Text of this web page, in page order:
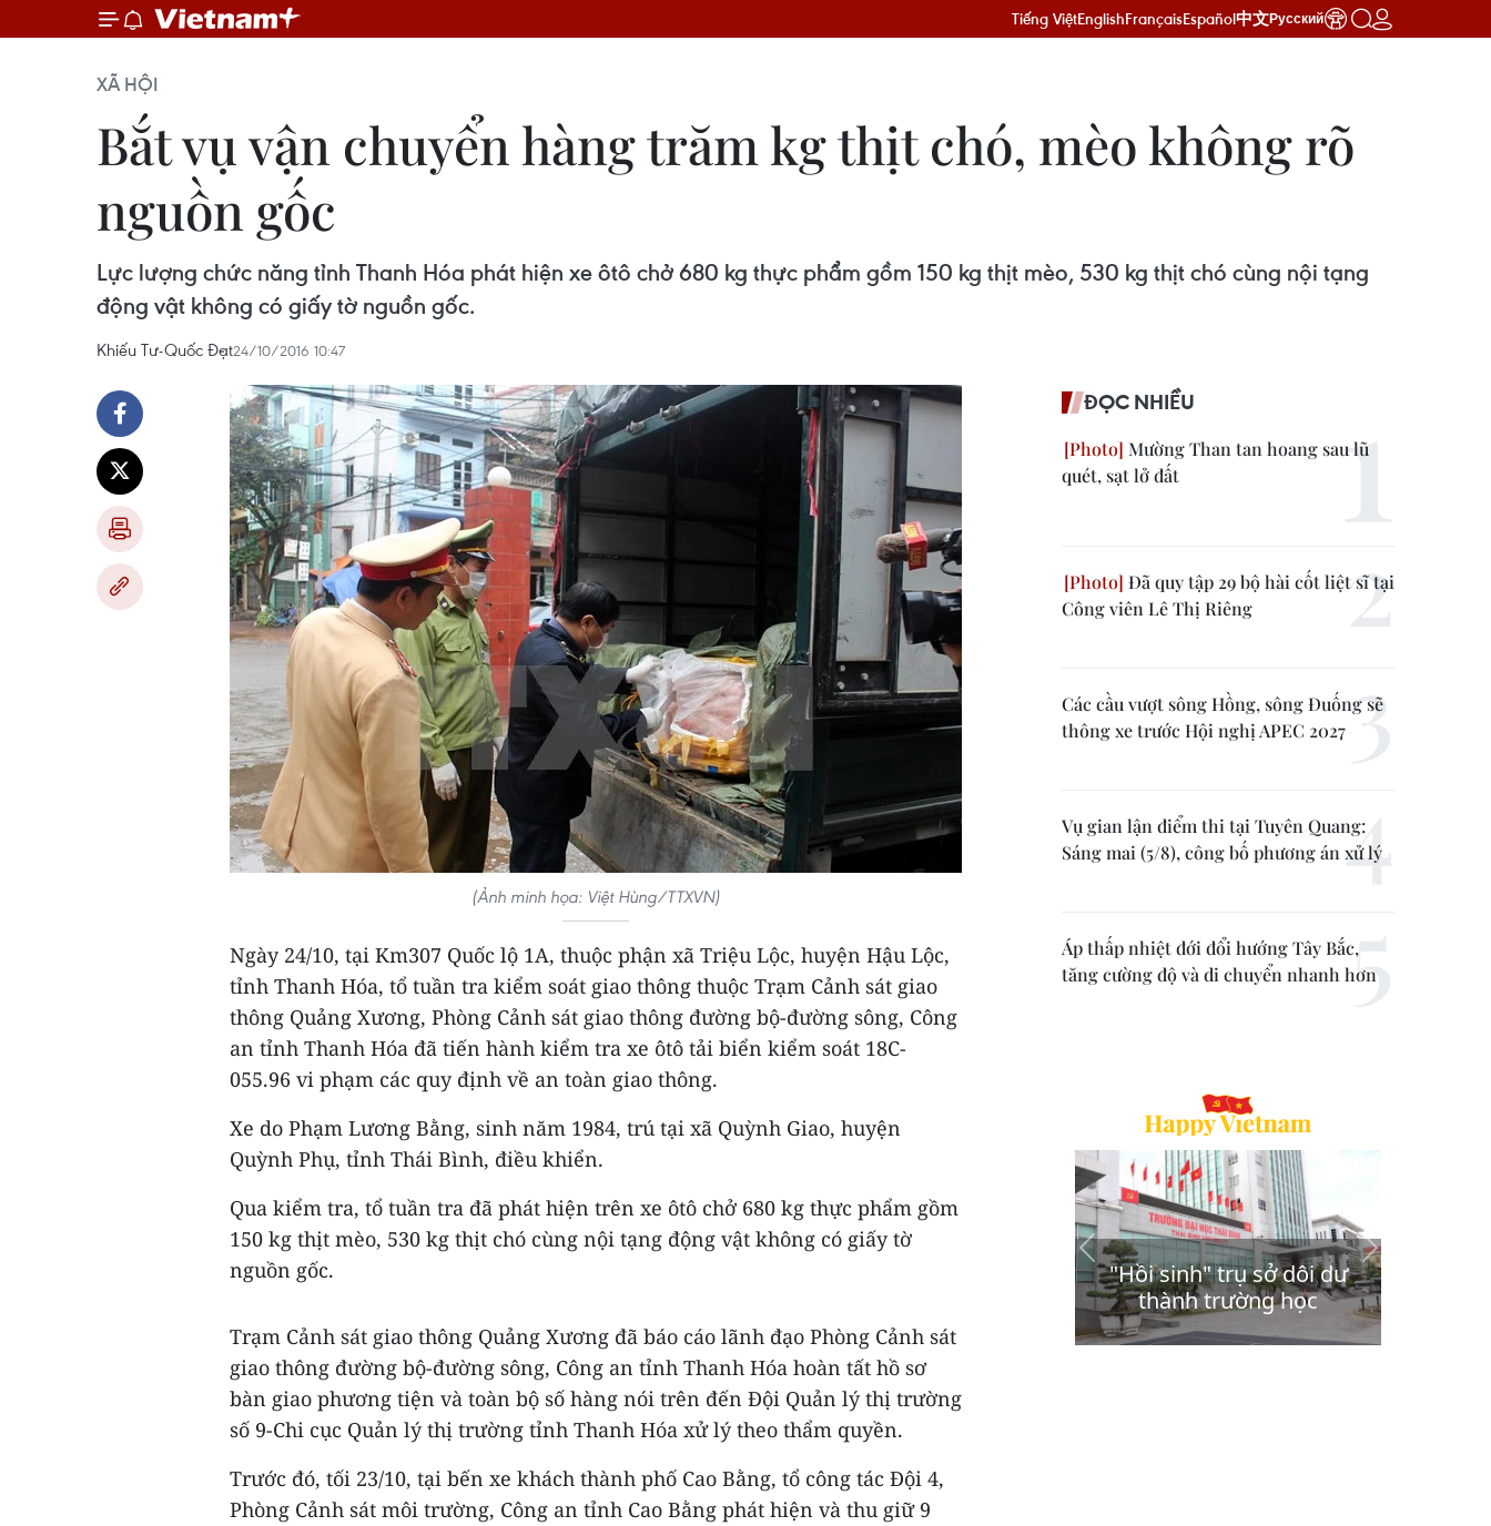
Tiếng ViệtEnglishFrançaisEspañol中文Русский
XÃ HỘI
Bắt vụ vận chuyển hàng trăm kg thịt chó, mèo không rõ
nguồn gốc
Lực lượng chức năng tỉnh Thanh Hóa phát hiện xe ôtô chở 680 kg thực phẩm gồm 150 kg thịt mèo, 530 kg thịt chó cùng nội tạng
động vật không có giấy tờ nguồn gốc.
Khiếu Tư-Quốc Đạt24/10/2016 10:47
(Ảnh minh họa: Việt Hùng/TTXVN)
Ngày 24/10, tại Km307 Quốc lộ 1A, thuộc phận xã Triệu Lộc, huyện Hậu Lộc,
tỉnh Thanh Hóa, tổ tuần tra kiểm soát giao thông thuộc Trạm Cảnh sát giao
thông Quảng Xương, Phòng Cảnh sát giao thông đường bộ-đường sông, Công
an tỉnh Thanh Hóa đã tiến hành kiểm tra xe ôtô tải biển kiểm soát 18C-
055.96 vi phạm các quy định về an toàn giao thông.
Xe do Phạm Lương Bằng, sinh năm 1984, trú tại xã Quỳnh Giao, huyện
Quỳnh Phụ, tỉnh Thái Bình, điều khiển.
Qua kiểm tra, tổ tuần tra đã phát hiện trên xe ôtô chở 680 kg thực phẩm gồm
150 kg thịt mèo, 530 kg thịt chó cùng nội tạng động vật không có giấy tờ
nguồn gốc.
Trạm Cảnh sát giao thông Quảng Xương đã báo cáo lãnh đạo Phòng Cảnh sát
giao thông đường bộ-đường sông, Công an tỉnh Thanh Hóa hoàn tất hồ sơ
bàn giao phương tiện và toàn bộ số hàng nói trên đến Đội Quản lý thị trường
số 9-Chi cục Quản lý thị trường tỉnh Thanh Hóa xử lý theo thẩm quyền.
Trước đó, tối 23/10, tại bến xe khách thành phố Cao Bằng, tổ công tác Đội 4,
Phòng Cảnh sát môi trường, Công an tỉnh Cao Bằng phát hiện và thu giữ 9
ĐỌC NHIỀU
Mường Than tan hoang sau lũ
quét, sạt lở đất
Đã quy tập 29 bộ hài cốt liệt sĩ tại
Công viên Lê Thị Riêng
Các cầu vượt sông Hồng, sông Đuống sẽ
thông xe trước Hội nghị APEC 2027
Vụ gian lận điểm thi tại Tuyên Quang:
Sáng mai (5/8), công bố phương án xử lý
Áp thấp nhiệt đới đổi hướng Tây Bắc,
tăng cường độ và di chuyển nhanh hơn